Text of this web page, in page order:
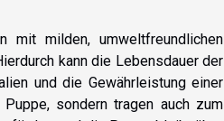
mit milden, umweltfreundlichen
kann die Lebensdauer der
und die Gewährleistung einer
sondern tragen auch zum